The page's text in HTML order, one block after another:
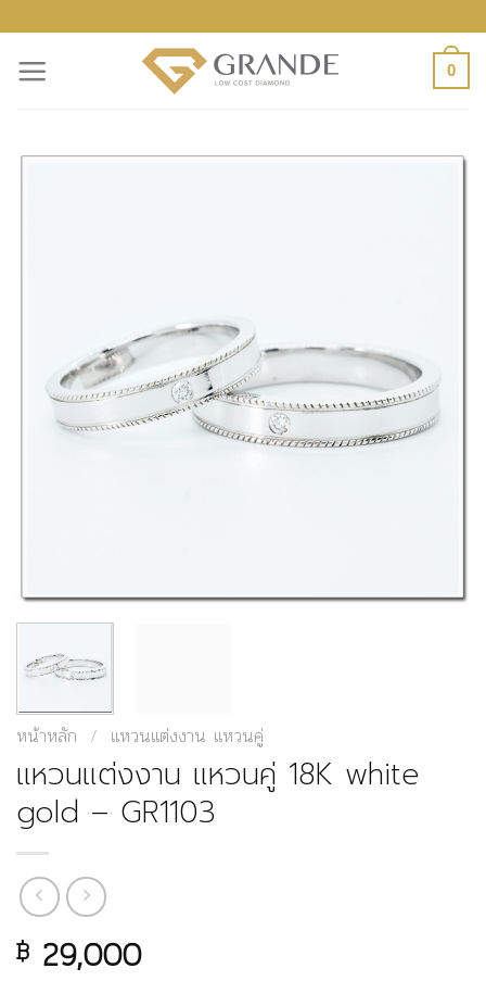
ยัง
0
หน้าหลัก / แหวนแต่งงาน แหวนคู่
แหวนแต่งงาน แหวนคู่ 18K white
gold – GR1103
฿ 29,000